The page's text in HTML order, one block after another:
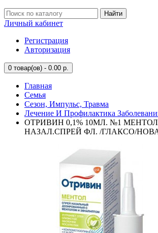
Найти
Личный кабинет
Регистрация
Авторизация
0 товар(ов) - 0.00 р.
Главная
Семья
Сезон, Импульс, Травма
Лечение И Профилактика
ОТРИВИН 0,1% 10МЛ. №1
НАЗАЛ.СПРЕЙ ФЛ. /ГЛАКСО/